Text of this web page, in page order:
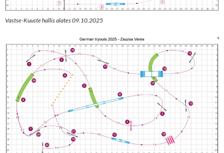
Vastse-Kuuste hallis alates 09.10.2025